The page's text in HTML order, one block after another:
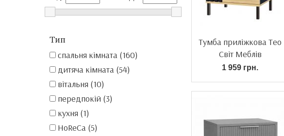
Тип
спальня кімната (160)
дитяча кімната (54)
вітальня (10)
передпокій (3)
кухня (1)
HoReCa (5)
Тумба приліжкова Тео
Світ Меблів
1 959 грн.